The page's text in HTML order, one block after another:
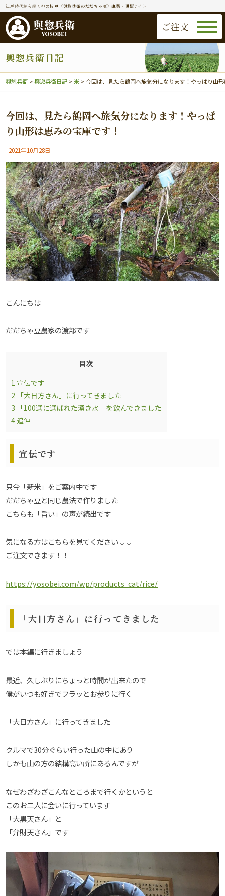
江戸時代から続く神の枝豆〈與惣兵衛のだだちゃ豆〉直販・通販サイト
ご注文
輿惣兵衛日記
與惣兵衛 >輿惣兵衛日記 >米 >今回は、見たら鶴岡へ旅気分になります！やっぱり山
今回は、見たら鶴岡へ旅気分になります！やっぱ
り山形は恵みの宝庫です！
2021年10月28日
こんにちは
だだちゃ豆農家の渡部です
目次
1 宣伝です
2 「大日方さん」に行ってきました
3 「100選に選ばれた湧き水」を飲んできました
4 追伸
宣伝です
只今「新米」をご案内中です
だだちゃ豆と同じ農法で作りました
こちらも「旨い」の声が続出です
気になる方はこちらを見てください↓↓
ご注文できます！！
https://yosobei.com/wp/products_cat/rice/
「大日方さん」に行ってきました
では本編に行きましょう
最近、久しぶりにちょっと時間が出来たので
僕がいつも好きでフラッとお参りに行く
「大日方さん」に行ってきました
クルマで30分ぐらい行った山の中にあり
しかも山の方の結構高い所にあるんですが
なぜわざわざこんなところまで行くかというと
このお二人に会いに行っています
「大黒天さん」と
「弁財天さん」です